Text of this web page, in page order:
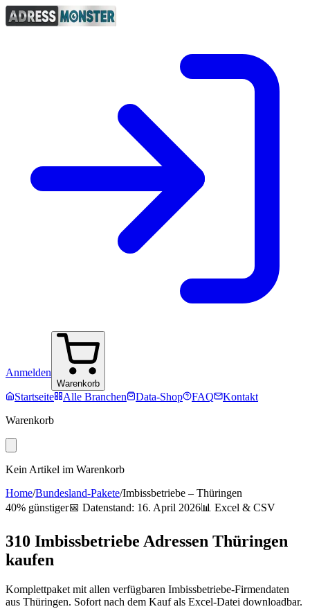
Anmelden
Warenkorb
Startseite Alle Branchen Data-Shop FAQ
Kontakt
Warenkorb
Kein Artikel im Warenkorb
Home/Bundesland-Pakete/Imbissbetriebe – Thüringen
40% günstiger📅 Datenstand: 16. April 2026📊 Excel & CSV
310 Imbissbetriebe Adressen Thüringen
kaufen
Komplettpaket mit allen verfügbaren Imbissbetriebe-Firmendaten
aus Thüringen. Sofort nach dem Kauf als Excel-Datei downloadbar.